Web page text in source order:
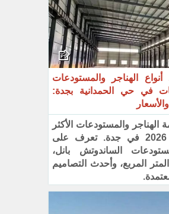
الهناجر والمستودعات
في حي الحمدانية بجدة:
الهناجر والمستودعات الأكثر
مبيعاً لعام 2026 في جدة. تعرف على
الساندوتش بانل،
المتر المربع، وأحدث التصاميم